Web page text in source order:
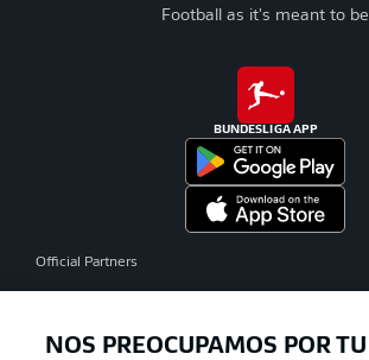
Football as it's meant to be
BUNDESLIGA APP
Official Partners
NOS PREOCUPAMOS POR TU